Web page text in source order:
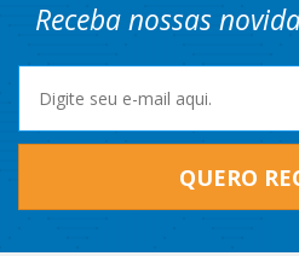
Receba nossas
QUERO